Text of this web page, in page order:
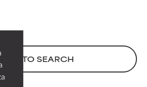
TO SEARCH
e sostenuti da studi
Ingrediente attivo
per la maggior
tipi di pelle o dei
e sostenuti da studi
Ingrediente attivo
per la maggior
tipi di pelle o dei